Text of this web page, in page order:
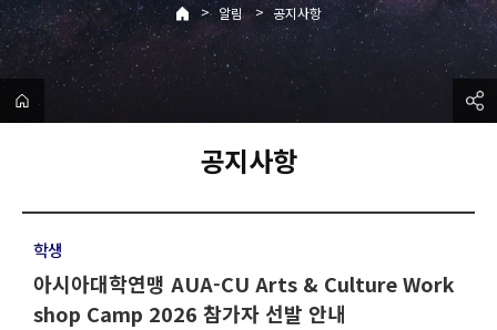
> 알림 > 공지사항
공지사항
학생
아시아대학연맹 AUA-CU Arts & Culture Work
shop Camp 2026 참가자 선발 안내